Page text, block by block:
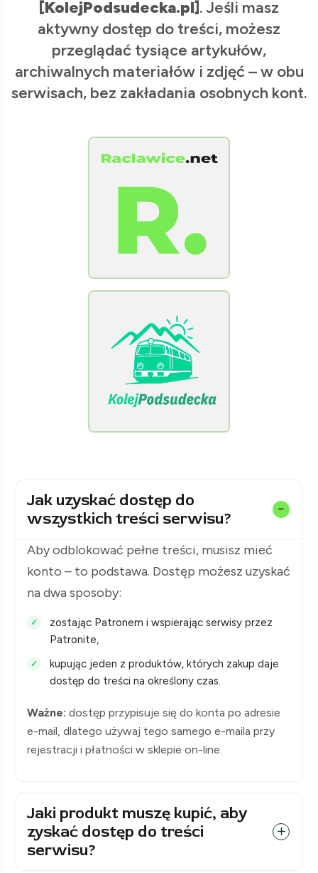
[KolejPodsudecka.pl]. Jeśli masz
aktywny dostęp do treści, możesz
przeglądać tysiące artykułów,
archiwalnych materiałów i zdjęć – w obu
serwisach, bez zakładania osobnych kont.
Jak uzyskać dostęp do
wszystkich treści serwisu?
Aby odblokować pełne treści, musisz mieć
konto – to podstawa. Dostęp możesz uzyskać
na dwa sposoby:
zostając Patronem i wspierając serwisy przez
Patronite,
kupując jeden z produktów, których zakup daje
dostęp do treści na określony czas.
Ważne: dostęp przypisuje się do konta po adresie
e-mail, dlatego używaj tego samego e-maila przy
rejestracji i płatności w sklepie on-line.
Jaki produkt muszę kupić, aby
zyskać dostęp do treści
serwisu?